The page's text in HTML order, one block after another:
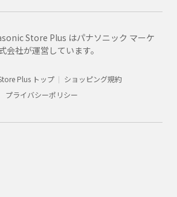
Store Plus はパナソニック マーケ
会社が運営しています。
Plus トップ
ショッピング規約
プライバシーポリシー